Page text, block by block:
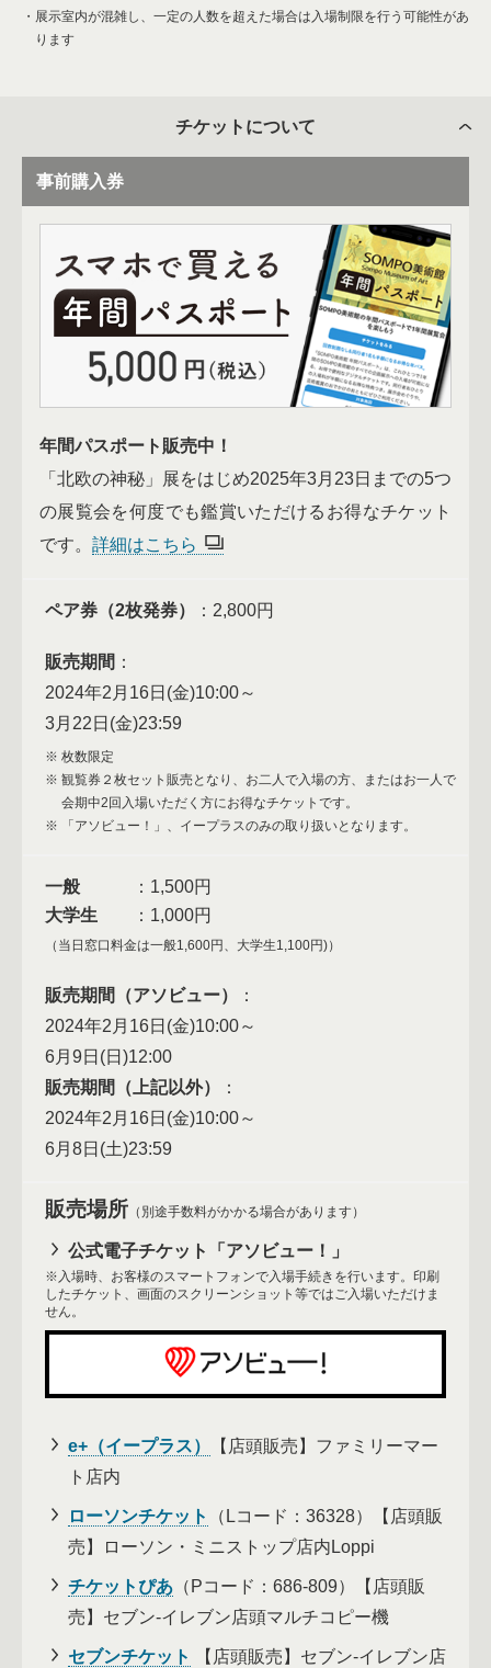
展示室内が混雑し、一定の人数を超えた場合は入場制限を行う可能性があ
ります
チケットについて
事前購入券
年間パスポート販売中！
「北欧の神秘」展をはじめ2025年3月23日までの5つ
の展覧会を何度でも鑑賞いただけるお得なチケット
です。 詳細はこちら
ペア券（2枚発券） ：2,800円
販売期間
2024年2月16日(金)10:00～
3月22日(金)23:59
枚数限定
観覧券２枚セット販売となり、お二人で入場の方、またはお一人で
会期中2回入場いただく方にお得なチケットです。
「アソビュー！」、イープラスのみの取り扱いとなります。
一般
：1,500円
大学生
：1,000円
（当日窓口料金は一般1,600円、大学生1,100円)）
販売期間（アソビュー）
2024年2月16日(金)10:00～
6月9日(日)12:00
販売期間（上記以外）
2024年2月16日(金)10:00～
6月8日(土)23:59
販売場所 （別途手数料がかかる場合があります）
公式電子チケット「アソビュー！」
※入場時、お客様のスマートフォンで入場手続きを行います。印刷
したチケット、画面のスクリーンショット等ではご入場いただけま
せん。
e+（イープラス）
【店頭販売】ファミリーマー
ト店内
ローソンチケット
（Lコード：36328）【店頭販
売】ローソン・ミニストップ店内Loppi
チケットぴあ （Pコード：686-809）【店頭販
売】セブン-イレブン店頭マルチコピー機
セブンチケット
【店頭販売】セブン-イレブン店